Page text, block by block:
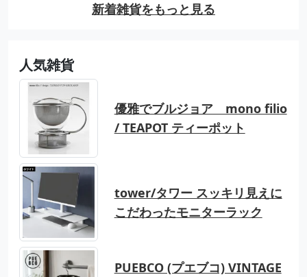
新着雑貨をもっと見る
人気雑貨
優雅でブルジョア mono filio
/ TEAPOT ティーポット
tower/タワー スッキリ見えに
こだわったモニターラック
PUEBCO (プエブコ) VINTAGE